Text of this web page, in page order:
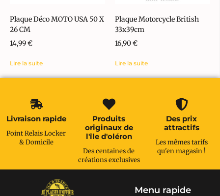
Plaque Déco MOTO USA 50 X
26 CM
14,99€
Lire la suite
Plaque Motorcycle British
33x39cm
16,90€
Lire la suite
Livraison rapide
Point Relais Locker
& Domicile
Produits
originaux de
l'île d'oléron
Des centaines de
créations exclusives
Des prix
attractifs
Les mêmes tarifs
qu'en magasin !
Menu rapide